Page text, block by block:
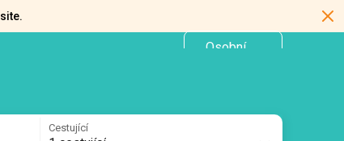
Osobní
Cestující